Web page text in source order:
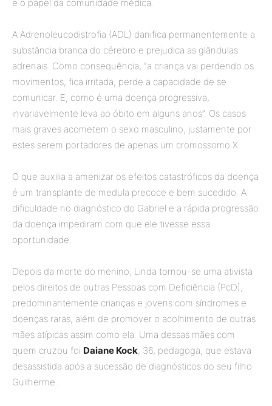
e o papel da comunidade médica.
A Adrenoleucodistrofia (ADL) danifica permanentemente a
substância branca do cérebro e prejudica as glândulas
adrenais. Como consequência, “a criança vai perdendo os
movimentos, fica irritada, perde a capacidade de se
comunicar. E, como é uma doença progressiva,
invariavelmente leva ao óbito em alguns anos”. Os casos
mais graves acometem o sexo masculino, justamente por
estes serem portadores de apenas um cromossomo X.
O que auxilia a amenizar os efeitos catastróficos da doença
é um transplante de medula precoce e bem sucedido. A
dificuldade no diagnóstico do Gabriel e a rápida progressão
da doença impediram com que ele tivesse essa
oportunidade.
Depois da morte do menino, Linda tornou-se uma ativista
pelos direitos de outras Pessoas com Deficiência (PcD),
predominantemente crianças e jovens com síndromes e
doenças raras, além de promover o acolhimento de outras
mães atípicas assim como ela. Uma dessas mães com
quem cruzou foi Daiane Kock, 36, pedagoga, que estava
desassistida após a sucessão de diagnósticos do seu filho
Guilherme.